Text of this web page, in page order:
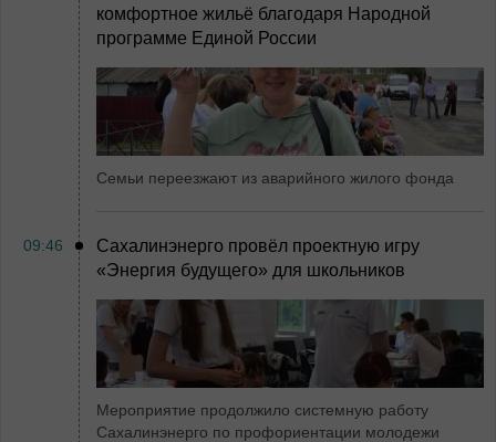
комфортное жильё благодаря Народной
программе Единой России
Семьи переезжают из аварийного жилого фонда
09:46
Сахалинэнерго провёл проектную игру
«Энергия будущего» для школьников
Мероприятие продолжило системную работу
Сахалинэнерго по профориентации молодежи